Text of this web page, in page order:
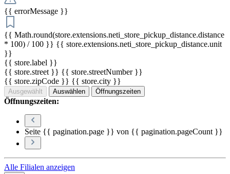
{{ errorMessage }}
{{ Math.round(store.extensions.neti_store_pickup_distance.distance
* 100) / 100 }} {{ store.extensions.neti_store_pickup_distance.unit
}}
{{ store.label }}
{{ store.street }} {{ store.streetNumber }}
{{ store.zipCode }} {{ store.city }}
Ausgewählt Auswählen Öffnungszeiten
Öffnungszeiten:
Seite {{ pagination.page }} von {{ pagination.pageCount }}
Alle Filialen anzeigen